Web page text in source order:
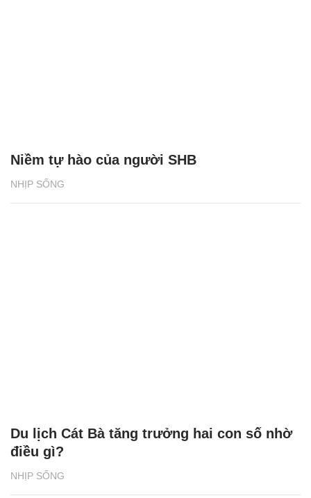
NHỊP SỐNG
Niềm tự hào của người SHB
NHỊP SỐNG
Du lịch Cát Bà tăng trưởng hai con số nhờ
điều gì?